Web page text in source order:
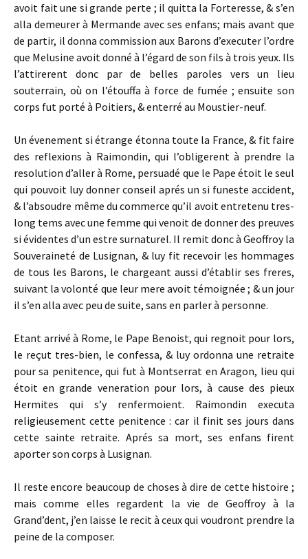
avoit fait une si grande perte ; il quitta la Forteresse, & s’en
alla demeurer à Mermande avec ses enfans; mais avant que
de partir, il donna commission aux Barons d’executer l’ordre
que Melusine avoit donné à l’égard de son fils à trois yeux. Ils
l’attirerent donc par de belles paroles vers un lieu
souterrain, où on l’étouffa à force de fumée ; ensuite son
corps fut porté à Poitiers, & enterré au Moustier-neuf.
Un évenement si étrange étonna toute la France, & fit faire
des reflexions à Raimondin, qui l’obligerent à prendre la
resolution d’aller à Rome, persuadé que le Pape étoit le seul
qui pouvoit luy donner conseil aprés un si funeste accident,
& l’absoudre même du commerce qu’il avoit entretenu tres-
long tems avec une femme qui venoit de donner des preuves
si évidentes d’un estre surnaturel. Il remit donc à Geoffroy la
Souveraineté de Lusignan, & luy fit recevoir les hommages
de tous les Barons, le chargeant aussi d’établir ses freres,
suivant la volonté que leur mere avoit témoignée ; & un jour
il s’en alla avec peu de suite, sans en parler à personne.
Etant arrivé à Rome, le Pape Benoist, qui regnoit pour lors,
le reçut tres-bien, le confessa, & luy ordonna une retraite
pour sa penitence, qui fut à Montserrat en Aragon, lieu qui
étoit en grande veneration pour lors, à cause des pieux
Hermites qui s’y renfermoient. Raimondin executa
religieusement cette penitence : car il finit ses jours dans
cette sainte retraite. Aprés sa mort, ses enfans firent
aporter son corps à Lusignan.
Il reste encore beaucoup de choses à dire de cette histoire ;
mais comme elles regardent la vie de Geoffroy à la
Grand’dent, j’en laisse le recit à ceux qui voudront prendre la
peine de la composer.